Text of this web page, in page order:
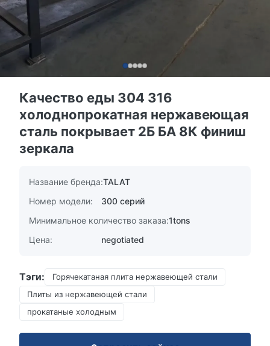
Качество еды 304 316
холоднопрокатная нержавеющая
сталь покрывает 2Б БА 8К финиш
зеркала
Название бренда:TALAT
Номер модели:
300 серий
Минимальное количество заказа:1tons
Цена:
negotiated
Тэги:
Горячекатаная плита нержавеющей стали
Плиты из нержавеющей стали
прокатаные холодным